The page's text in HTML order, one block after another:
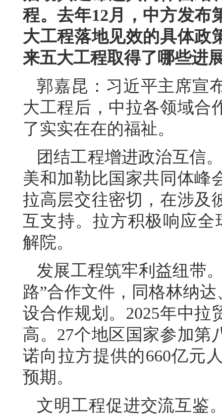
程。去年12月，中方发布
大工程落地见效的具体政
来五大工程取得了哪些进
郭嘉昆：习近平主席宣
大工程后，中拉各领域合
了实实在在的福祉。
团结工程增进政治互信
美和加勒比国家共同体峰
拉高层交往密切，在涉及
互支持。拉方积极响应
解院。
发展工程筑牢利益纽带
路”合作文件，同格林纳
设合作规划。2025年中拉
高。27个地区国家参加第
诺向拉方提供的660亿元
预期。
文明工程促进交流互鉴